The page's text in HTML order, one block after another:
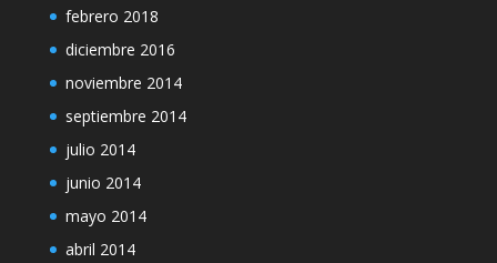
febrero 2018
diciembre 2016
noviembre 2014
septiembre 2014
julio 2014
junio 2014
mayo 2014
abril 2014